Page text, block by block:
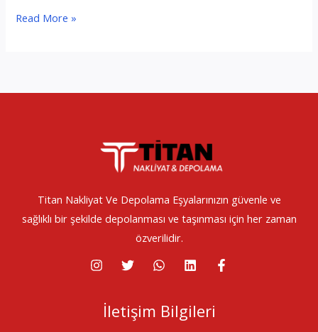
Güngören
Read More »
Titan Nakliyat Ve Depolama Eşyalarınızın güvenle ve
sağlıklı bir şekilde depolanması ve taşınması için her zaman
özverilidir.
İletişim Bilgileri